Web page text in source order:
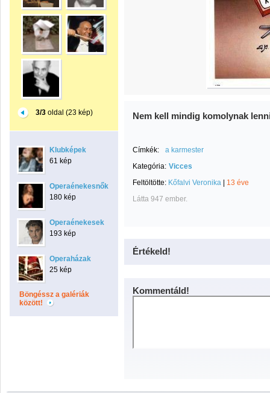
3/3oldal (23 kép)
Klubképek
61 kép
Operaénekesnők
180 kép
Operaénekesek
193 kép
Operaházak
25 kép
Böngéssz a galériák
között!
Nem kell mindig komolynak
Címkék:
a karmester
Kategória: Vicces
Feltöltötte: Kőfalvi Veronika
13 éve
Látta 947 ember.
Értékeld!
Kommentáld!